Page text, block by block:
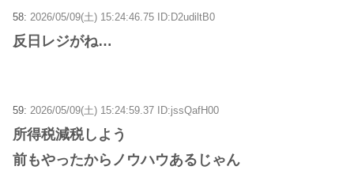
58: 2026/05/09(土) 15:24:46.75 ID:D2udiltB0
反日レジがね…
59: 2026/05/09(土) 15:24:59.37 ID:jssQafH00
所得税減税しよう
前もやったからノウハウあるじゃん